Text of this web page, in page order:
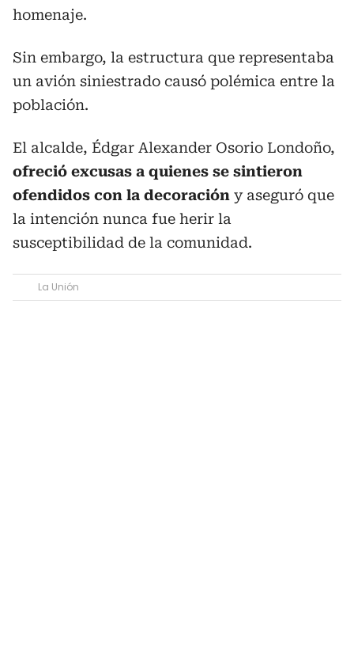
homenaje.
Sin embargo, la estructura que representaba
un avión siniestrado causó polémica entre la
población.
El alcalde, Édgar Alexander Osorio Londoño,
ofreció excusas a quienes se sintieron
ofendidos con la decoración y aseguró que
la intención nunca fue herir la
susceptibilidad de la comunidad.
La Unión